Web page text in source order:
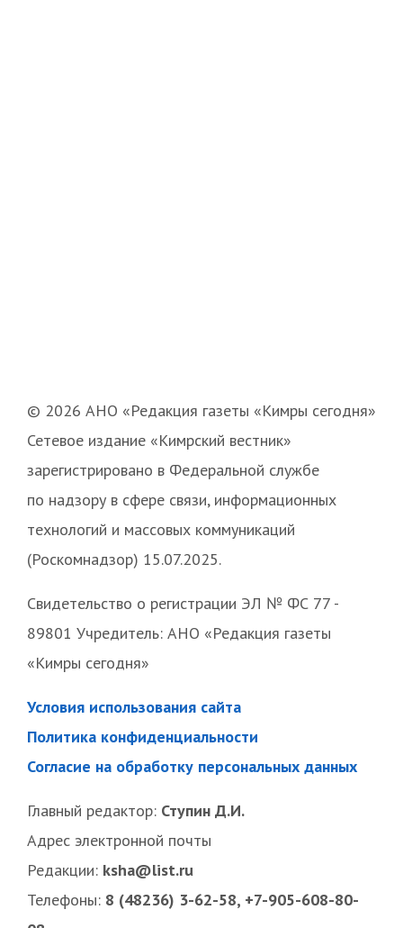
© 2026 АНО «Редакция газеты «Кимры сегодня»
Сетевое издание «Кимрский вестник»
зарегистрировано в Федеральной службе
по надзору в сфере связи, информационных
технологий и массовых коммуникаций
(Роскомнадзор) 15.07.2025.
Свидетельство о регистрации ЭЛ № ФС 77 -
89801 Учредитель: АНО «Редакция газеты
«Кимры сегодня»
Условия использования сайта
Политика конфиденциальности
Согласие на обработку персональных данных
Главный редактор: Ступин Д.И.
Адрес электронной почты
Редакции: ksha@list.ru
Телефоны: 8 (48236) 3-62-58, +7-905-608-80-